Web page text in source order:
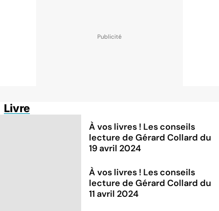
Livre
À vos livres ! Les conseils
lecture de Gérard Collard du
19 avril 2024
À vos livres ! Les conseils
lecture de Gérard Collard du
11 avril 2024